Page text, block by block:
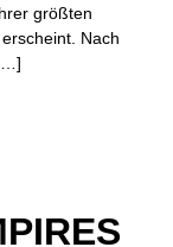
größten
Nach